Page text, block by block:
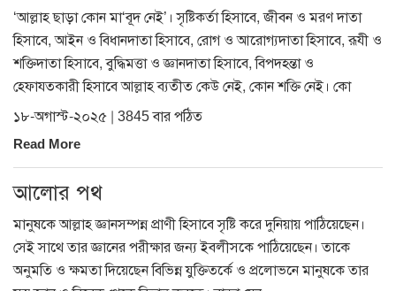
‘আল্লাহ ছাড়া কোন মা‘বূদ নেই’। সৃষ্টিকর্তা হিসাবে, জীবন ও মরণ দাতা
হিসাবে, আইন ও বিধানদাতা হিসাবে, রোগ ও আরোগ্যদাতা হিসাবে, রূযী ও
শক্তিদাতা হিসাবে, বুদ্ধিমত্তা ও জ্ঞানদাতা হিসাবে, বিপদহন্তা ও
হেফাযতকারী হিসাবে আল্লাহ ব্যতীত কেউ নেই, কোন শক্তি নেই। কো
১৮-অগাস্ট-২০২৫ | 3845 বার পঠিত
Read More
আলোর পথ
মানুষকে আল্লাহ জ্ঞানসম্পন্ন প্রাণী হিসাবে সৃষ্টি করে দুনিয়ায় পাঠিয়েছেন।
সেই সাথে তার জ্ঞানের পরীক্ষার জন্য ইবলীসকে পাঠিয়েছেন। তাকে
অনুমতি ও ক্ষমতা দিয়েছেন বিভিন্ন যুক্তিতর্কে ও প্রলোভনে মানুষকে তার